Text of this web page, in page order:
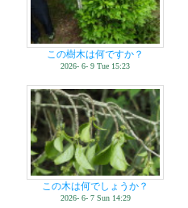
この樹木は何ですか？
2026- 6- 9 Tue 15:23
この木は何でしょうか？
2026- 6- 7 Sun 14:29